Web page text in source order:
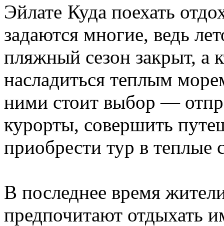
Куда поехать
задаются многие, ведь
пляжный сезон закрыт, а
насладиться теплым
ними стоит выбор —
курорты, совершить
приобрести тур в теплые
В последнее время
предпочитают отдыхать